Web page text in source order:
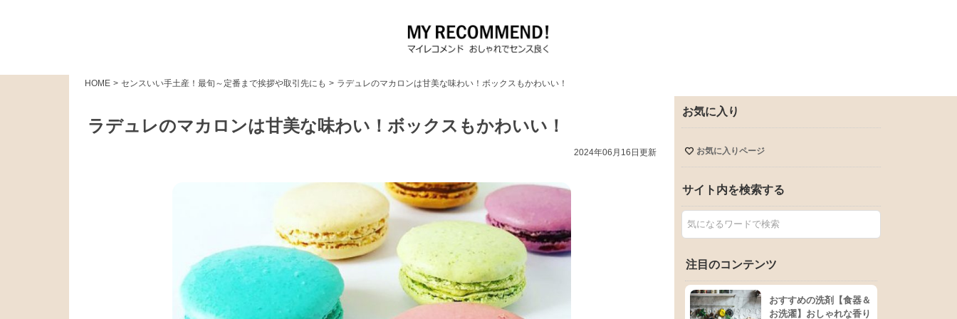
HOME > センスいい手土産！最旬～定番まで挨拶や取引先にも > ラデュレのマカロンは甘美な味わい！ボックスもかわいい！
ラデュレのマカロンは甘美な味わい！ボックスもかわいい！
2024年06月16日更新
お気に入り
お気に入りページ
サイト内を検索する
注目のコンテンツ
おすすめの洗剤【食器＆
お洗濯】おしゃれな香り